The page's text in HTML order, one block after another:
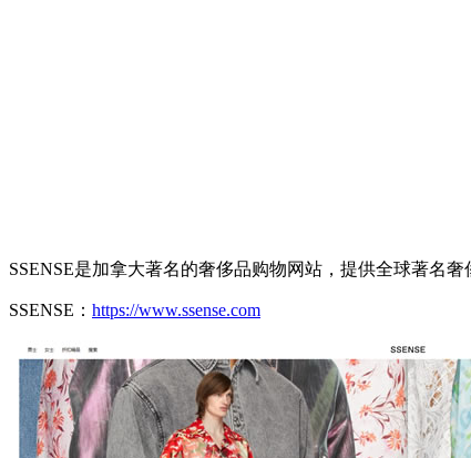
SSENSE是加拿大著名的奢侈品购物网站，提供全球著名奢
SSENSE： https://www.ssense.com